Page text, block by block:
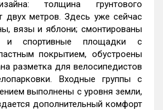
толщина грунтового
двух метров. Здесь уже сейчас
вязы и яблони; смонтированы
и спортивные площадки с
покрытием, обустроены
разметка для велосипедистов
Входные группы с
выполнены с уровня земли,
дополнительный комфорт